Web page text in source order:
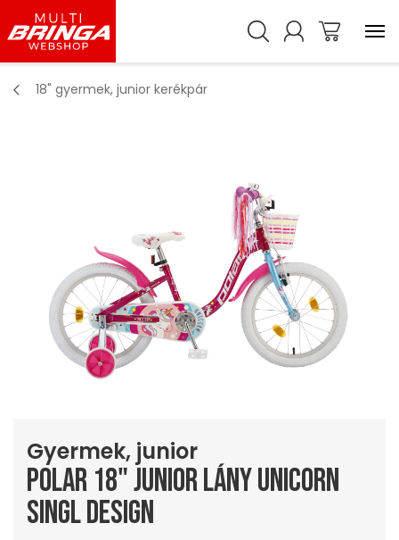
18" gyermek, junior kerékpár
Gyermek, junior
Polar 18" Junior lány Unicorn
singl design